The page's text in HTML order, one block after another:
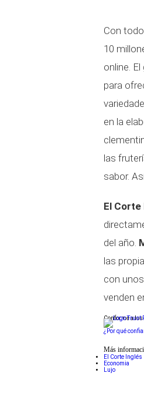
Con
10
online.
para
en la
las
sabor.
El Corte
del año.
las
con
venden
Conforme a
¿Por qué
Más
El Corte Inglés
Economia
Lujo